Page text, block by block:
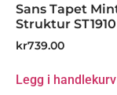
Sans Tapet
Struktur ST1910
kr739.00
Legg i handlekurv